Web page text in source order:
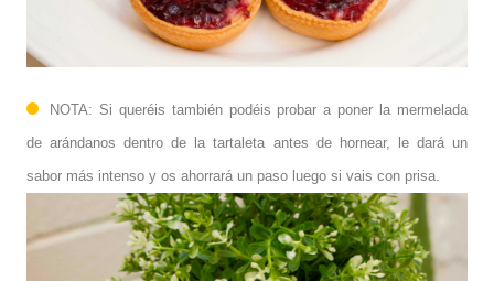
NOTA: Si queréis también podéis probar a poner la mermelada
de arándanos dentro de la tartaleta antes de hornear, le dará un
sabor más intenso y os ahorrará un paso luego si vais con prisa.